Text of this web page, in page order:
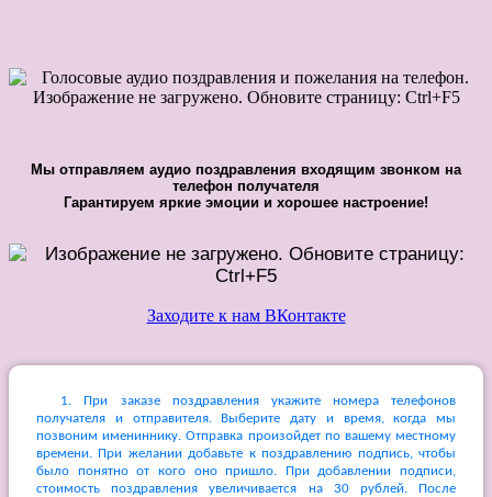
Мы отправляем аудио поздравления входящим звонком на
телефон получателя
Гарантируем яркие эмоции и хорошее настроение!
Заходите к нам ВКонтакте
1. При заказе поздравления укажите номера телефонов
получателя и отправителя. Выберите дату и время, когда мы
позвоним имениннику. Отправка произойдет по вашему местному
времени. При желании добавьте к поздравлению подпись, чтобы
было понятно от кого оно пришло. При добавлении подписи,
стоимость поздравления увеличивается на 30 рублей. После